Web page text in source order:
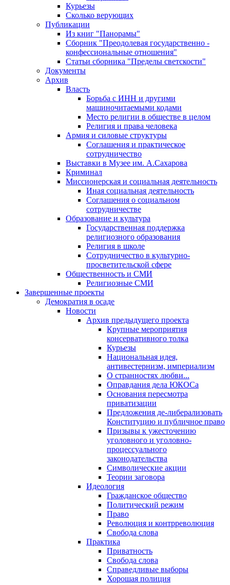
Курьезы
Сколько верующих
Публикации
Из книг "Панорамы"
Сборник "Преодолевая государственно -
конфессиональные отношения"
Статьи сборника "Пределы светскости"
Документы
Архив
Власть
Борьба с ИНН и другими
машиночитаемыми кодами
Место религии в обществе в целом
Религия и права человека
Армия и силовые структуры
Соглашения и практическое
сотрудничество
Выставки в Музее им. А.Сахарова
Криминал
Миссионерская и социальная деятельность
Иная социальная деятельность
Соглашения о социальном
сотрудничестве
Образование и культура
Государственная поддержка
религиозного образования
Религия в школе
Сотрудничество в культурно-
просветительской сфере
Общественность и СМИ
Религиозные СМИ
Завершенные проекты
Демократия в осаде
Новости
Архив предыдущего проекта
Крупные мероприятия
консервативного толка
Курьезы
Национальная идея,
антивестернизм, империализм
О странностях любви...
Оправдания дела ЮКОСа
Основания пересмотра
приватизации
Предложения де-либерализовать
Конституцию и публичное право
Призывы к ужесточению
уголовного и уголовно-
процессуального
законодательства
Символические акции
Теории заговора
Идеология
Гражданское общество
Политический режим
Право
Революция и контрреволюция
Свобода слова
Практика
Приватность
Свобода слова
Справедливые выборы
Хорошая полиция